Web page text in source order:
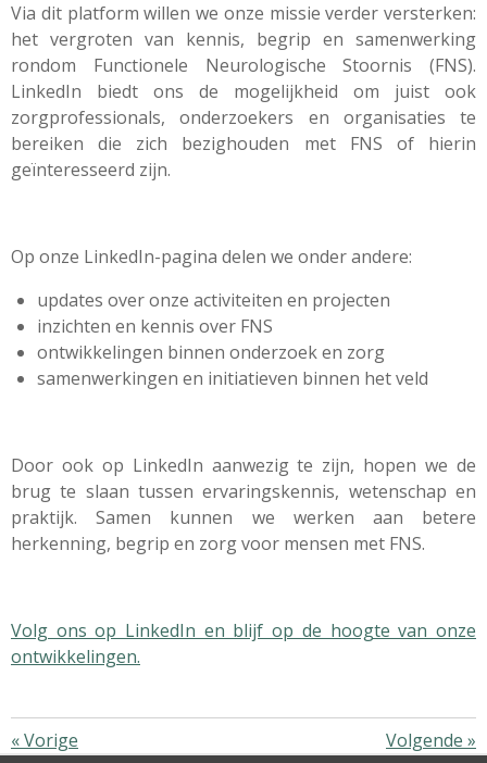
Via dit platform willen we onze missie verder versterken:
het vergroten van kennis, begrip en samenwerking
rondom Functionele Neurologische Stoornis (FNS).
LinkedIn biedt ons de mogelijkheid om juist ook
zorgprofessionals, onderzoekers en organisaties te
bereiken die zich bezighouden met FNS of hierin
geïnteresseerd zijn.
Op onze LinkedIn-pagina delen we onder andere:
updates over onze activiteiten en projecten
inzichten en kennis over FNS
ontwikkelingen binnen onderzoek en zorg
samenwerkingen en initiatieven binnen het veld
Door ook op LinkedIn aanwezig te zijn, hopen we de
brug te slaan tussen ervaringskennis, wetenschap en
praktijk. Samen kunnen we werken aan betere
herkenning, begrip en zorg voor mensen met FNS.
Volg ons op LinkedIn en blijf op de hoogte van onze
ontwikkelingen.
«Vorige Volgende »